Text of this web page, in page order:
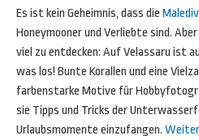
Es ist kein Geheimnis, dass die
Honeymooner und Verliebte sind.
viel zu entdecken: Auf Velassaru ist
was los! Bunte Korallen und eine
farbenstarke Motive für
sie Tipps und Tricks der
Urlaubsmomente einzufangen.